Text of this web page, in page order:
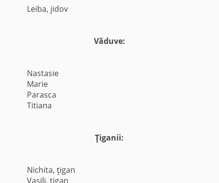
Leiba, jidov
Văduve:
Nastasie
Marie
Parasca
Titiana
Ţiganii:
Nichita, ţigan
Vasili, ţigan